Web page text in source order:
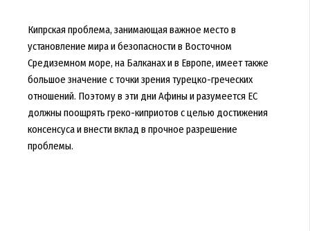
Кипрская проблема, занимающая важное место в
установление мира и безопасности в Восточном
Средиземном море, на Балканах и в Европе, имеет также
большое значение с точки зрения турецко-греческих
отношений. Поэтому в эти дни Афины и разумеется ЕС
должны поощрять греко-киприотов с целью достижения
консенсуса и внести вклад в прочное разрешение
проблемы.